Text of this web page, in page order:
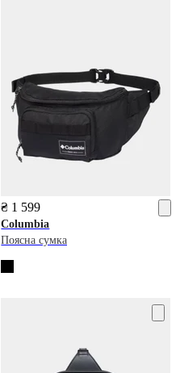
₴ 1 599
Columbia
Поясна сумка